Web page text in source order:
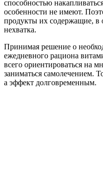
способностью
особенности не имеют.
продукты их содержащие, в
нехватка.
Принимая решение о
ежедневного рациона
всего ориентироваться на
заниматься самолечением.
а эффект долговременным.